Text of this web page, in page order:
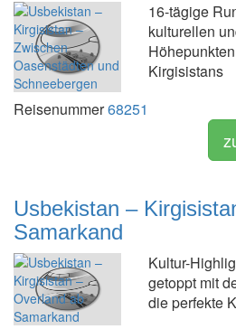
16-tägige
kulturellen
Kirgisistans
Reisenummer68251
Usbekistan –
Samarkand
Kultur-
getoppt mit
die perfekte